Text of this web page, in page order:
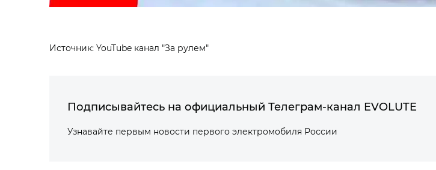
Источник: YouTube канал "За рулем"
Подписывайтесь на официальный Телеграм-канал EVOLUTE
Узнавайте первым новости первого электромобиля России